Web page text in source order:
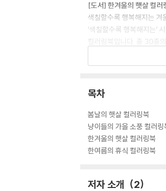
[도서] 한겨울의 햇살 컬러
색칠할수록 행복해지는 겨
‘색칠할수록 행복해지는’
컬러링북입니다. 총 30종
풍경을 알록달록하게 밝
여운 동물들과 함께하는
[도서] 한여름의 휴식 컬러
함께하는 휴가철 여름날의
도 즐겁게 노는 동물들이
원한 여름 풍경을 담아냈
로 나눠서 총 30종의 꽃을
목차
봄날의 햇살 컬러링북
냥이들의 가을 소풍 컬러링
한겨울의 햇살 컬러링북
한여름의 휴식 컬러링북
저자 소개 2